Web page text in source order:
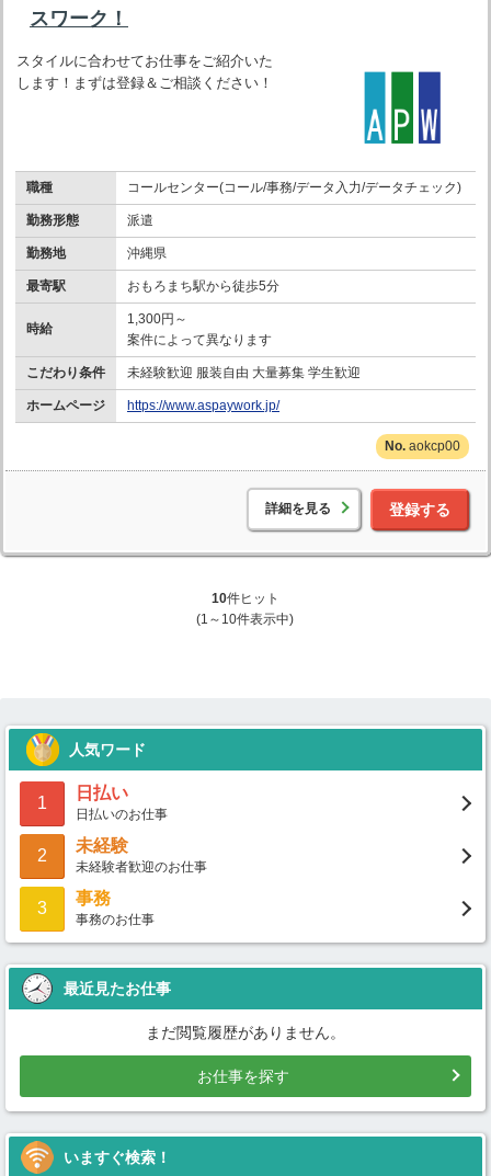
スワーク！
スタイルに合わせてお仕事をご紹介いた
します！まずは登録＆ご相談ください！
職種 コールセンター(コール/事務/データ入力/データチェック)
勤務形態 派遣
勤務地 沖縄県
最寄駅 おもろまち駅から徒歩5分
時給
1,300円～
案件によって異なります
こだわり条件 未経験歓迎 服装自由 大量募集 学生歓迎
ホームページ https://www.aspaywork.jp/
aokcp00
詳細を見る 登録する
10件ヒット
(1～10件表示中)
人気ワード
1
日払い
日払いのお仕事
2
未経験
未経験者歓迎のお仕事
3
事務
事務のお仕事
最近見たお仕事
まだ閲覧履歴がありません。
お仕事を探す
いますぐ検索！